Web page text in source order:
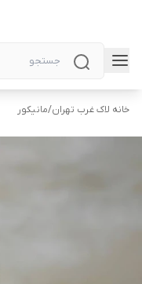
خانه لاک غرب تهران/مانیکور